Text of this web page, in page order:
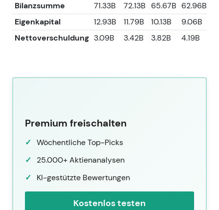
Bilanzsumme
71.33B 72.13B 65.67B 62.96B
Eigenkapital
12.93B 11.79B 10.13B 9.06B
Nettoverschuldung 3.09B 3.42B 3.82B 4.19B
Premium freischalten
Wöchentliche Top-Picks
25.000+ Aktienanalysen
KI-gestützte Bewertungen
Kostenlos testen